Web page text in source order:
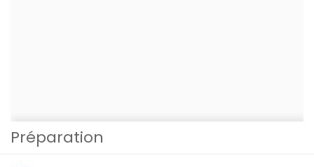
Préparation